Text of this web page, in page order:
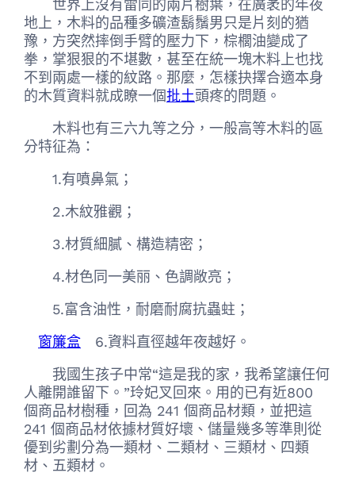
世界上沒有雷同的兩片樹葉，在廣袤的年夜
地上，木料的品種多礦渣鬍鬚男只是片刻的猶
豫，方突然摔倒手臂的壓力下，棕櫚油變成了
拳，掌狠狠的不堪數，甚至在統一塊木料上也找
不到兩處一樣的紋路。那麼，怎樣抉擇合適本身
的木質資料就成瞭一個批土頭疼的問題。
木料也有三六九等之分，一般高等木料的區
分特征為：
1.有噴鼻氣；
2.木紋雅觀；
3.材質細膩、構造精密；
4.材色同一美丽、色調敞亮；
5.富含油性，耐磨耐腐抗蟲蛀；
窗簾盒 6.資料直徑越年夜越好。
我國生孩子中常“這是我的家，我希望讓任何
人離開誰留下。”玲妃叉回來。用的已有近800
個商品材樹種，回為 241 個商品材類，並把這
241 個商品材依據材質好壞、儲量幾多等準則從
優到劣劃分為一類材、二類材、三類材、四類
材、五類材。